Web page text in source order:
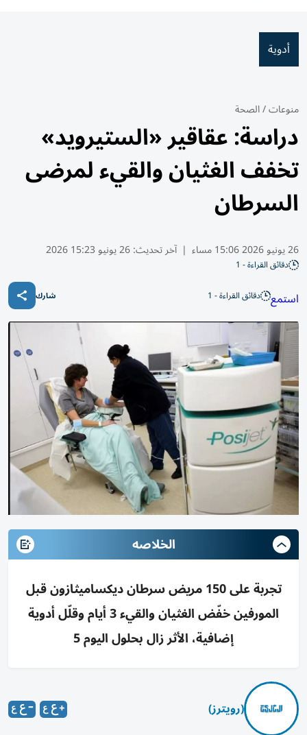
أدوية
منوعات/الصحة
دراسة: عقاقير «الستيرويد»
تخفف الغثيان والقيء لمرضى
السرطان
26 يونيو 2026 15:06 مساء | آخر تحديث:26 يونيو 15:23 2026
دقائق القراءة - 1
استمع دقائق القراءة - 1 شارك
الخلاصه
تجربة على 150 مريض سرطان ديكساميثازون قبل
المورفين خفّض الغثيان والقيء 3 أيام وقلّل أدوية
إضافية، الأثر زال بحلول اليوم 5
(رويترز)